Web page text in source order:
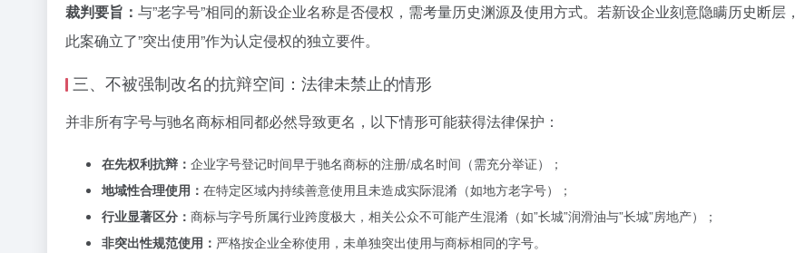
裁判要旨： 与”老字号”相同的新设企业名称是否侵权，需考量历史渊源及使用方式。若新设企业刻意隐瞒历史断层，
此案确立了”突出使用”作为认定侵权的独立要件。
三、不被强制改名的抗辩空间：法律未禁止的情形
并非所有字号与驰名商标相同都必然导致更名，以下情形可能获得法律保护：
在先权利抗辩： 企业字号登记时间早于驰名商标的注册/成名时间（需充分举证）；
地域性合理使用： 在特定区域内持续善意使用且未造成实际混淆（如地方老字号）；
行业显著区分： 商标与字号所属行业跨度极大，相关公众不可能产生混淆（如”长城”润滑油与”长城”房地产）；
非突出性规范使用： 严格按企业全称使用，未单独突出使用与商标相同的字号。